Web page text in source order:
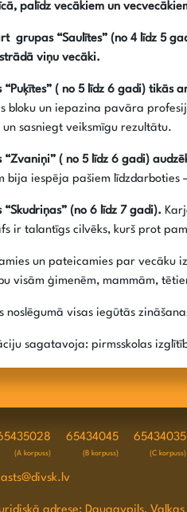
palīdz vecākiem un
grupas “Saulītes” (no 4 līdz 5
viņu vecāki.
“Puķītes” ( no 5 līdz 6 gadi) tikās
bloku un iepazina pavāra
sasniegt veiksmīgu rezultātu.
“Zvaniņi” ( no 5 līdz 6 gadi)
bija iespēja pašiem līdzdarboties
“Skudriņas” (no 6 līdz 7 gadi).
ir talantīgs cilvēks, kurš prot
un pateicamies par vecāku
visām ģimenēm, mammām,
noslēgumā visas iegūtās
sagatavoja: pirmsskolas
(A korpuss)
65434045
(B korpuss)
65434035
(C korpuss)